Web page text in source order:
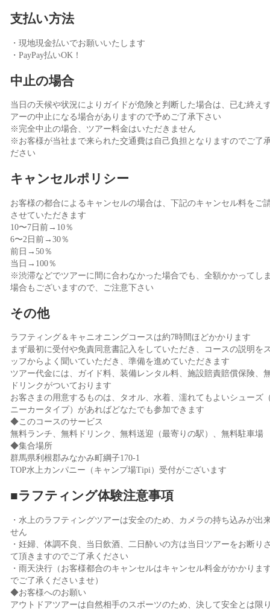
支払い方法
・現地現金払いでお願いいたします
・PayPay払いOK！
中止の場合
当日の天候や状況によりガイドが危険と判断した場合は、已む終え
アーの中止になる場合がありますので予めご了承下さい
※完全中止の場合、ツアー料金はいただきません
※お客様が当社まで来られた交通費は自己負担となりますのでご了
ださい
キャンセルポリシー
お客様の都合によるキャンセルの場合は、下記のキャンセル料をご
させていただきます
10〜7日前→10％
6〜2日前→30％
前日→50％
当日→100％
※渋滞などでツアーに間に合わなかった場合でも、全額かかってし
場合もございますので、ご注意下さい
その他
ラフティング＆キャニオニングコースは約7時間ほどかかります
まず最初に受付や免責同意書記入をしていただき、コースの説明を
ッフからよく聞いていただき、準備を進めていただきます
ツアー代金には、ガイド料、装備レンタル料、施設賠責賠償保険、
ドリンクがついております
お客さまの用意するものは、タオル、水着、濡れてもよいシューズ
ニーカータイプ）があればどなたでも参加できます
◆このコースのサービス
無料ランチ、無料ドリンク、無料送迎（最寄りの駅）、無料駐車場
◆集合場所
群馬県利根郡みなかみ町綱子170-1
TOP水上カンパニー（キャンプ場Tipi）受付がございます
■ラフティング体験注意事項
・水上のラフティングツアーは安全のため、カメラの持ち込みが出
せん
・妊婦、体調不良、当日飲酒、二日酔いの方は当日ツアーをお断り
て頂きますのでご了承ください
・雨天決行（お客様都合のキャンセルはキャンセル料金がかかりま
でご了承くださいませ）
◆お客様へのお願い
アウトドアツアーは自然相手のスポーツのため、決して安全とは限